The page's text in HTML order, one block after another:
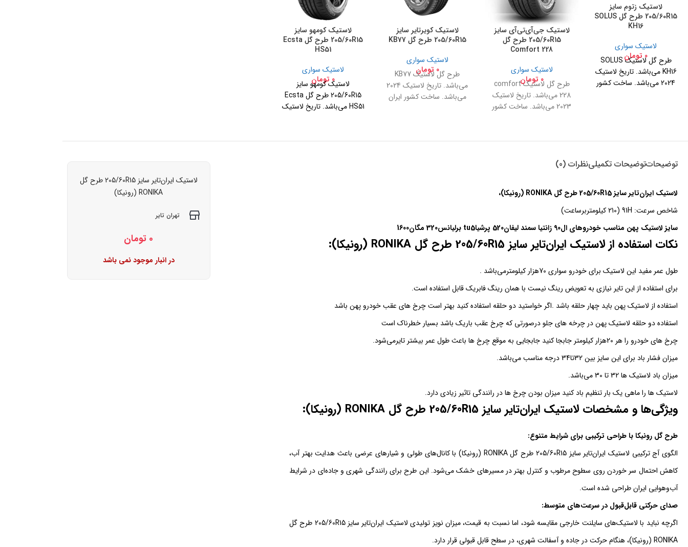
لاستیک زتوم سایز
205/60R15 طرح گل SOLUS
KH16
لاستیک سواری
0 تومانطرح گل لاستیک SOLUS
KH16 می‌باشد. تاریخ لاستیک
2024 می‌باشد. ساخت کشور
لاستیک جی‌آی‌تی‌آی سایز
205/60R15 طرح گل
Comfort 228
لاستیک سواری
0 تومانطرح گل لاستیک comfort
228 می‌باشد. تاریخ لاستیک
2023 می‌باشد. ساخت کشور
لاستیک کویرتایر سایز
205/60R15 طرح گل KB77
لاستیک سواری
0 تومان طرح گل لاستیک KB77
می‌باشد. تاریخ لاستیک 2024
می‌باشد. ساخت کشور ایران
لاستیک کومهو سایز
205/60R15 طرح گل Ecsta
HS51
لاستیک سواری
0 تومان
لاستیک کومهو سایز
205/60R15 طرح گل Ecsta
HS51 می‌باشد. تاریخ لاستیک
توضیحاتتوضیحات تکمیلینظرات (0)
لاستیک ایران‌تایر سایز 205/60R15 طرح گل RONIKA (رونیکا)،
شاخص سرعت: 91H (210 کیلومتربرساعت)
سایز لاستیک پهن مناسب خودروهای ال90 زانتیا سمند لیفان520 پرشیاtu5 برلیانس320 مگان1600
نکات استفاده از لاستیک ایران‌تایر سایز 205/60R15 طرح گل RONIKA (رونیکا):
طول عمر مفید این لاستیک برای خودرو سواری 70هزار کیلومترمی‌باشد .
برای استفاده از این تایر نیازی به تعویض رینگ نیست با همان رینگ فابریک قابل استفاده است.
استفاده از لاستیک پهن باید چهار حلقه باشد .اگر خواستید دو حلقه استفاده کنید بهتر است چرخ های عقب خودرو پهن باشد
استفاده دو حلقه لاستیک پهن در چرخه های جلو درصورتی که چرخ عقب باریک باشد بسیار خطرناک است
چرخ های خودرو را هر 20هزار کیلومتر جابجا کنید جابجایی به موقع چرخ ها باعث طول عمر بیشتر تایرمی‌شود.
میزان فشار باد برای این سایز بین 32تا34 درجه مناسب می‌باشد.
میزان باد لاستیک ها 32 تا 30 می‌باشد.
لاستیک ها را ماهی یک بار تنظیم باد کنید میزان بودن چرخ ها در رانندگی تاثیر زیادی دارد.
ویژگی‌ها و مشخصات لاستیک ایران‌تایر سایز 205/60R15 طرح گل RONIKA (رونیکا):
طرح گل رونیکا با طراحی ترکیبی برای شرایط متنوع:
الگوی آج ترکیبی لاستیک ایران‌تایر سایز 205/60R15 طرح گل RONIKA (رونیکا) با کانال‌های طولی و شیارهای عرضی باعث هدایت بهتر آب،
کاهش احتمال سر خوردن روی سطوح مرطوب و کنترل بهتر در مسیرهای خشک می‌شود. این طرح برای رانندگی شهری و جاده‌ای در شرایط
آب‌وهوایی ایران طراحی شده است.
صدای حرکتی قابل‌قبول در سرعت‌های متوسط:
اگرچه نباید با لاستیک‌های سایلنت خارجی مقایسه شود، اما نسبت به قیمت، میزان نویز تولیدی لاستیک ایران‌تایر سایز 205/60R15 طرح گل
RONIKA (رونیکا)، هنگام حرکت در جاده و آسفالت شهری، در سطح قابل قبولی قرار دارد.
لاستیک ایران‌تایر سایز 205/60R15 طرح گل
RONIKA (رونیکا)
تهران تایر
0 تومان
در انبار موجود نمی باشد